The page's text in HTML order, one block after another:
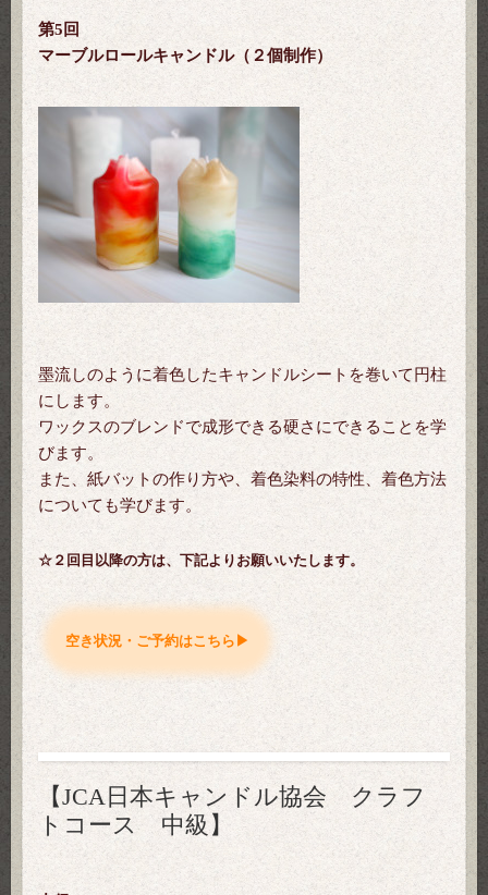
第5回
マーブルロールキャンドル（２個制作）
墨流しのように着色したキャンドルシートを巻いて円柱
にします。
ワックスのブレンドで成形できる硬さにできることを学
びます。
また、紙バットの作り方や、着色染料の特性、着色方法
についても学びます。
☆２回目以降の方は、下記よりお願いいたします。
空き状況・ご予約はこちら▶
【JCA日本キャンドル協会 クラフ
トコース 中級】